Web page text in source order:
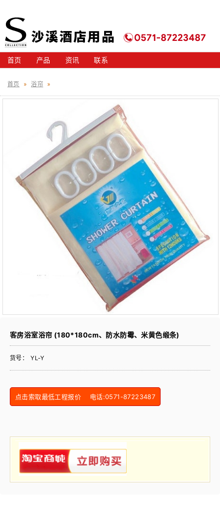
首页 产品 资讯 联系
首页 » 浴帘 »
客房浴室浴帘 (180*180cm、防水防霉、米黄色缎条)
货号： YL-Y
点击索取最低工程报价 电话:0571-87223487